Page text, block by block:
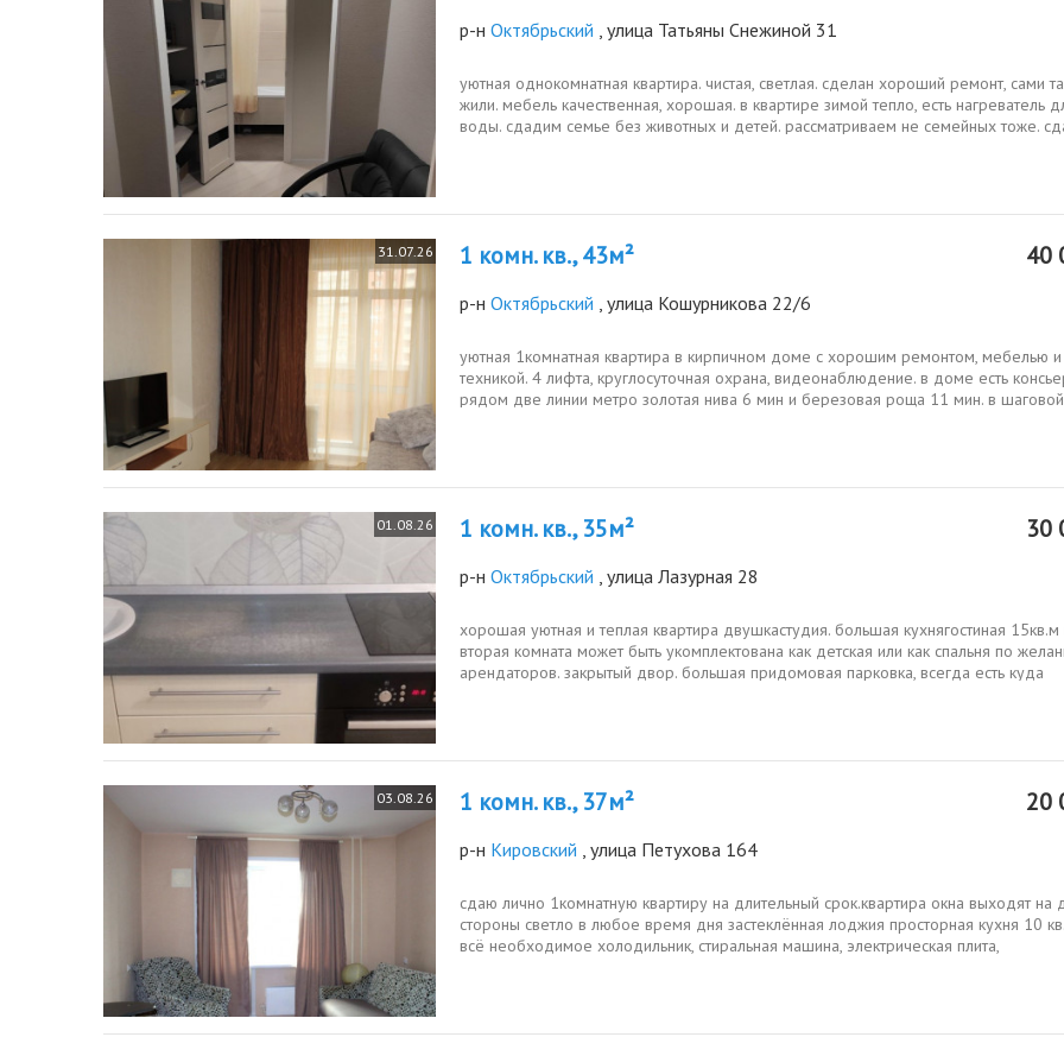
р-н Октябрьский , улица Татьяны Снежиной 31
уютная однокомнатная квартира. чистая, светлая. сделан хороший ремонт, сами
жили. мебель качественная, хорошая. в квартире зимой тепло, есть нагреватель
воды. сдадим семье без животных и детей. рассматриваем не семейных тоже.
31.07.26 1 комн. кв., 43м² 40
р-н Октябрьский , улица Кошурникова 22/6
уютная 1комнатная квартира в кирпичном доме с хорошим ремонтом, мебелью и
техникой. 4 лифта, круглосуточная охрана, видеонаблюдение. в доме есть
рядом две линии метро золотая нива 6 мин и березовая роща 11 мин. в шаговой
01.08.26 1 комн. кв., 35м² 30
р-н Октябрьский , улица Лазурная 28
хорошая уютная и теплая квартира двушкастудия. большая кухнягостиная 15кв.м
вторая комната может быть укомплектована как детская или как спальня по
арендаторов. закрытый двор. большая придомовая парковка, всегда есть куда
03.08.26 1 комн. кв., 37м² 20
р-н Кировский , улица Петухова 164
сдаю лично 1комнатную квартиру на длительный срок.квартира окна выходят на
стороны светло в любое время дня застеклённая лоджия просторная кухня 10
всё необходимое холодильник, стиральная машина, электрическая плита,